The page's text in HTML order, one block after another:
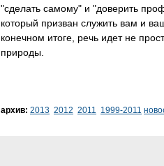
"сделать самому" и "доверить
который призван служить вам и
конечном итоге, речь идет не
природы.
архив: 2013 2012 2011 1999-2011